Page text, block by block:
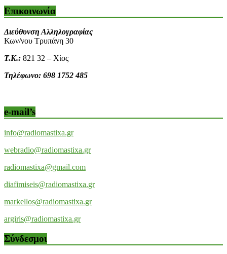
Επικοινωνία
Διεύθυνση Αλληλογραφίας
Κων/νου Τρυπάνη 30
Τ.Κ.: 821 32 – Χίος
Τηλέφωνο: 698 1752 485
e-mail’s
info@radiomastixa.gr
webradio@radiomastixa.gr
radiomastixa@gmail.com
diafimiseis@radiomastixa.gr
markellos@radiomastixa.gr
argiris@radiomastixa.gr
Σύνδεσμοι